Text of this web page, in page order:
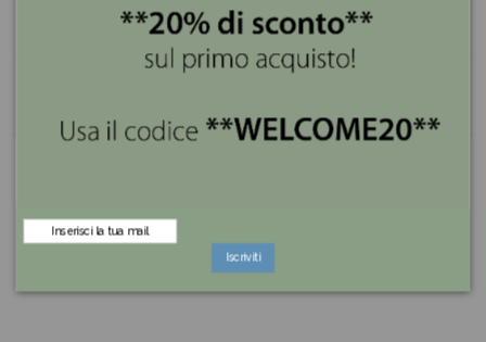
Dettagli del prodotto
Commenti (0)
Iscriviti